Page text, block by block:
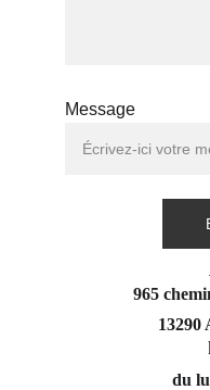
Message
965
13290
du